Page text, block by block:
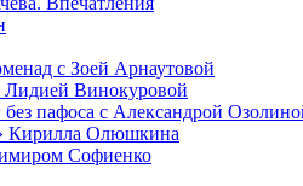
с Зоей Арнаутовой
Лидией Винокуровой
пафоса с Александрой
Кирилла Олюшкина
Софиенко